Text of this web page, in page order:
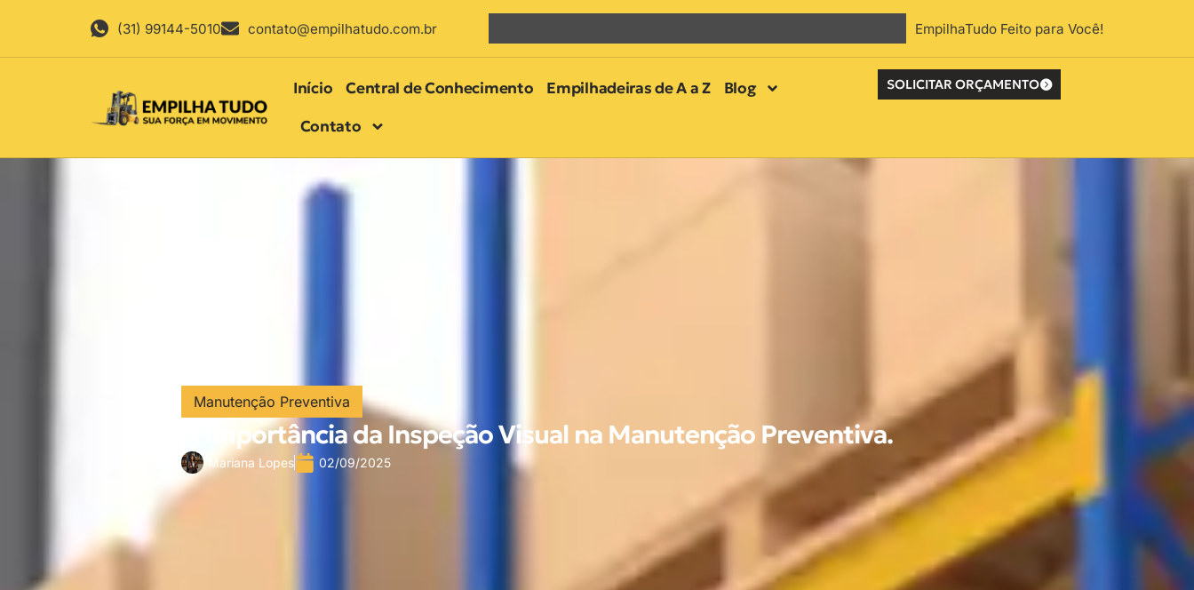
(31) 99144-5010 contato@empilhatudo.com.br EmpilhaTudo Feito para Você!
Início Central de Conhecimento Empilhadeiras de A a Z
Blog
Contato
SOLICITAR ORÇAMENTO
Manutenção Preventiva
A Importância da Inspeção Visual na Manutenção Preventiva.
Mariana Lopes 02/09/2025